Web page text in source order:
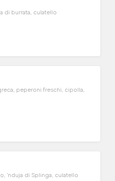
di burrata, culatello
peperoni freschi, cipolla,
'nduja di Splinga, culatello